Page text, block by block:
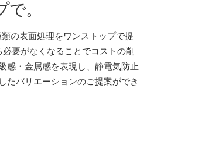
。
の表面処理をワンストップで提
要がなくなることでコストの削
感・金属感を表現し、静電気防止
たバリエーションのご提案ができ